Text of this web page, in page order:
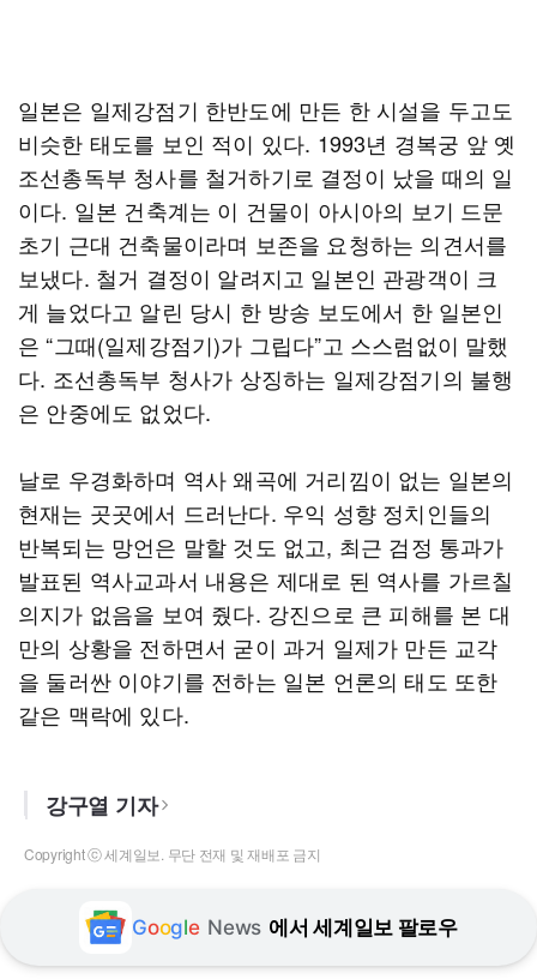
일본은 일제강점기 한반도에 만든 한 시설을 두고도
비슷한 태도를 보인 적이 있다. 1993년 경복궁 앞 옛
조선총독부 청사를 철거하기로 결정이 났을 때의 일
이다. 일본 건축계는 이 건물이 아시아의 보기 드문
초기 근대 건축물이라며 보존을 요청하는 의견서를
보냈다. 철거 결정이 알려지고 일본인 관광객이 크
게 늘었다고 알린 당시 한 방송 보도에서 한 일본인
은 “그때(일제강점기)가 그립다”고 스스럼없이 말했
다. 조선총독부 청사가 상징하는 일제강점기의 불행
은 안중에도 없었다.
날로 우경화하며 역사 왜곡에 거리낌이 없는 일본의
현재는 곳곳에서 드러난다. 우익 성향 정치인들의
반복되는 망언은 말할 것도 없고, 최근 검정 통과가
발표된 역사교과서 내용은 제대로 된 역사를 가르칠
의지가 없음을 보여 줬다. 강진으로 큰 피해를 본 대
만의 상황을 전하면서 굳이 과거 일제가 만든 교각
을 둘러싼 이야기를 전하는 일본 언론의 태도 또한
같은 맥락에 있다.
강구열 기자
Copyright ⓒ 세계일보. 무단 전재 및 재배포 금지
Google News 에서 세계일보 팔로우